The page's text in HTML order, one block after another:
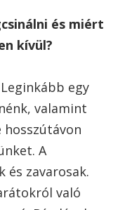
és miért
kívül?
egy
valamint
hosszútávon
A
és zavarosak.
való